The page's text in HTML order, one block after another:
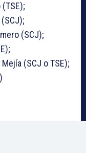
(SCJ);
(SCJ o TSE);